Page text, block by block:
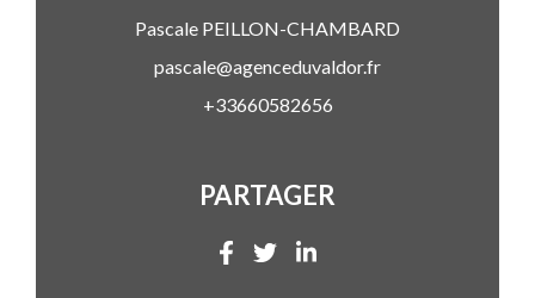
Pascale PEILLON-CHAMBARD
pascale@agenceduvaldor.fr
+33660582656
PARTAGER